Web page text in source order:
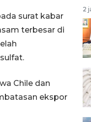
surat kabar
terbesar di
Chile dan
ekspor
2